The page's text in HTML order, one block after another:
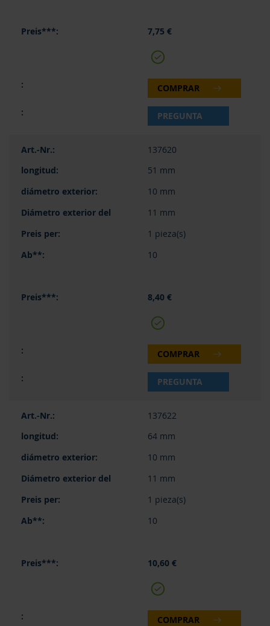
7,75 €
COMPRAR
PREGUNTA
137620
51 mm
10 mm
11 mm
1 pieza(s)
10
8,40 €
COMPRAR
PREGUNTA
137622
64 mm
10 mm
11 mm
1 pieza(s)
10
10,60 €
COMPRAR